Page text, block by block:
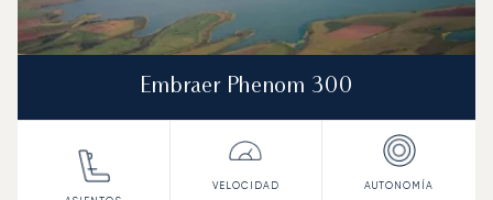
Embraer Phenom 300